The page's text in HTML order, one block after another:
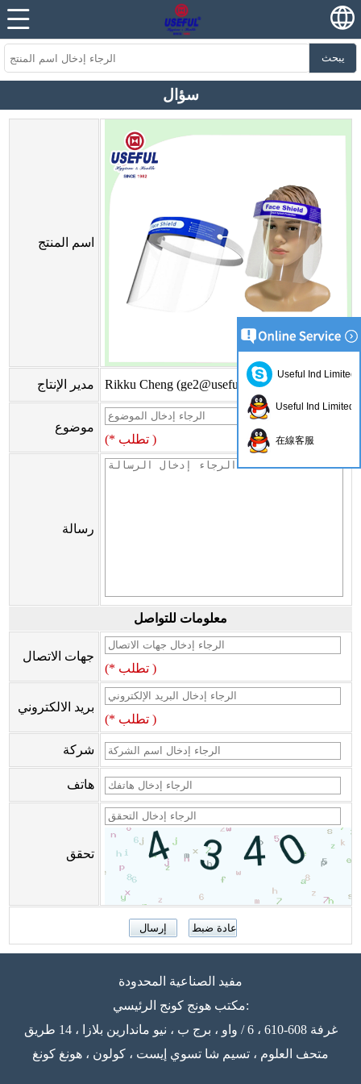
يبحث
سؤال
اسم المنتج
مدير الإنتاج Rikku Cheng (ge2@usefulhk.com
موضوع
(* تطلب )
رسالة
معلومات للتواصل
جهات الاتصال
(* تطلب )
بريد الالكتروني
(* تطلب )
شركة
هاتف
تحقق
مفيد الصناعية المحدودة
مكتب هونج كونج الرئيسي:
غرفة 608-610 ، 6 / واو ، برج ب ، نيو ماندارين بلازا ، 14 طريق
متحف العلوم ، تسيم شا تسوي إيست ، كولون ، هونغ كونغ
Useful Ind Limited
Useful Ind Limited
在線客服